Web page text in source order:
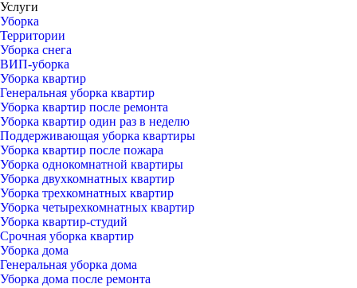
Услуги
Уборка
Территории
Уборка снега
ВИП-уборка
Уборка квартир
Генеральная уборка квартир
Уборка квартир после ремонта
Уборка квартир один раз в неделю
Поддерживающая уборка квартиры
Уборка квартир после пожара
Уборка однокомнатной квартиры
Уборка двухкомнатных квартир
Уборка трехкомнатных квартир
Уборка четырехкомнатных квартир
Уборка квартир-студий
Срочная уборка квартир
Уборка дома
Генеральная уборка дома
Уборка дома после ремонта